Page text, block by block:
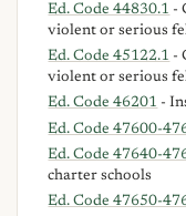
Ed. Code 44830.1 -
violent or serious
Ed. Code 45122.1 -
violent or serious
Ed. Code 46201 -
Ed. Code 47600-
Ed. Code 47640-
charter schools
Ed. Code 47650-